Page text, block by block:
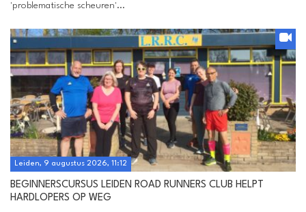
'problematische scheuren'...
Leiden, 9 augustus 2026, 11:12
BEGINNERSCURSUS LEIDEN ROAD RUNNERS CLUB HELPT
HARDLOPERS OP WEG